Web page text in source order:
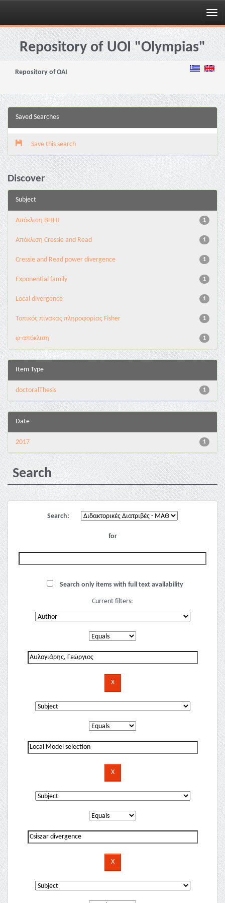
Skip
navigationRepository of UOI "Olympias"
Repository of OAI
Saved Searches
Save this search
Discover
Subject
1
Aπόκλιση BHHJ
1
Aπόκλιση Cressie and Read
1
Cressie and Read power divergence
1
Exponential family
1
Local divergence
1
Τοπικός πίνακας πληροφορίας Fisher
1
φ-απόκλιση
Item Type
1
doctoralThesis
Date
1
2017
Search
Search:
for
Search only items with full text availability
Current filters: